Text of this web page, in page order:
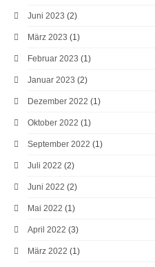
Juni 2023 (2)
März 2023 (1)
Februar 2023 (1)
Januar 2023 (2)
Dezember 2022 (1)
Oktober 2022 (1)
September 2022 (1)
Juli 2022 (2)
Juni 2022 (2)
Mai 2022 (1)
April 2022 (3)
März 2022 (1)